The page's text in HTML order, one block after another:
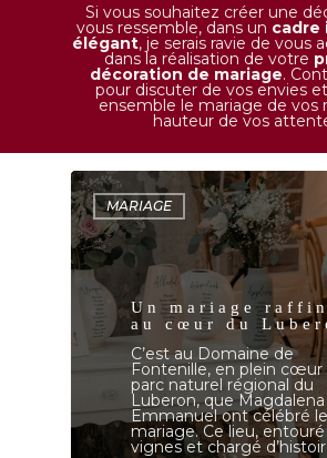
Si vous souhaitez créer une
vous ressemble, dans un cadre
élégant, je serais ravie de vous
dans la réalisation de votre
décoration de mariage.
pour discuter de vos envies
ensemble le mariage de vos
hauteur de vos
MARIAGE
Un mariage
au cœur du
C’est au Domaine de
Fontenille, en plein cœur
parc naturel régional du
Luberon, que Magdalena
Emmanuel ont célébré
mariage. Ce lieu,
vignes et chargé